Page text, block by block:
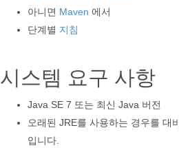
아니면 Maven 에서
단계별 지침
시스템 요구 사항
Java SE 7 또는 최신 Java 버전
오래된 JRE를 사용하는 경우를 대
입니다.